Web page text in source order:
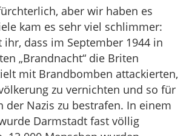
aber wir haben es
kam es sehr viel schlimmer:
dass im September 1944 in
„Brandnacht“ die Briten
mit Brandbomben attackierten,
zu vernichten und so für
der Nazis zu bestrafen. In einem
Darmstadt fast völlig